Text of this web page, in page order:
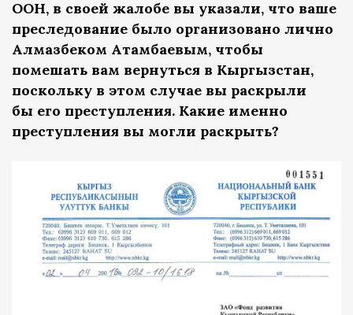
ООН, в своей жалобе вы указали, что ваше
преследование было организовано лично
Алмазбеком Атамбаевым, чтобы
помешать вам вернуться в Кыргызстан,
поскольку в этом случае вы раскрыли
бы его преступления. Какие именно
преступления вы могли раскрыть?